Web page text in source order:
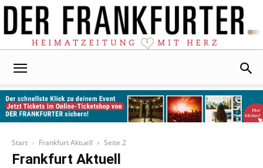
Start
Frankfurt Aktuell Seite 2
Frankfurt Aktuell